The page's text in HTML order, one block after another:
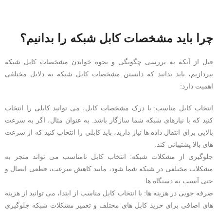
چرا باید مشخصات کابل شبکه را بدانیم؟
قبل از آنکه به بررسی چگونگی و نحوه خواندن مشخصات کابل شبکه
بپردازیم، باید بدانید که دانستن مشخصات کابل شبکه به دلایل مختلفی
اهمیت دارد:
انتخاب کابل مناسب: با درک مشخصات کابل، می توانید کابلی را انتخاب
کنید که با نیازهای شبکه شما سازگار باشد. به عنوان مثال، اگر به سرعت
بالایی برای انتقال داده ها نیاز دارید، باید کابلی را انتخاب کنید که از سرعت
های بالا پشتیبانی کند.
جلوگیری از مشکلات شبکه: انتخاب کابل نامناسب می تواند منجر به
مشکلات مختلفی در شبکه شما شود، مانند کاهش سرعت، قطعی اتصال و
حتی آسیب به دستگاه ها.
صرفه جویی در هزینه ها: با انتخاب کابل مناسب از ابتدا، می توانید از هزینه
های اضافی برای خرید کابل های مختلف و تعمیر مشکلات شبکه جلوگیری